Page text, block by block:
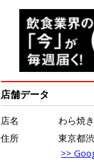
店舗データ
店名
わら焼
住所
東京都
>>